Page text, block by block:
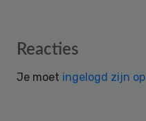
Reader
Reacties
Je moet ingelogd zijn op